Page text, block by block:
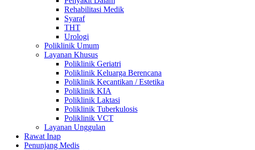
Rehabilitasi Medik
Syaraf
THT
Urologi
Poliklinik Umum
Layanan Khusus
Poliklinik Geriatri
Poliklinik Keluarga Berencana
Poliklinik Kecantikan / Estetika
Poliklinik KIA
Poliklinik Laktasi
Poliklinik Tuberkulosis
Poliklinik VCT
Layanan Unggulan
Rawat Inap
Penunjang Medis